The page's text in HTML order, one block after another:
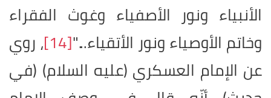
الأنبياء ونور الأصفياء وغوث الفقراء
وخاتم الأوصياء ونور الأتقياء..."[14]، روي
عن الإمام العسكري (عليه السلام) (في